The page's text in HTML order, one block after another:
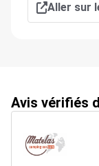
Aller sur
Avis vérifiés